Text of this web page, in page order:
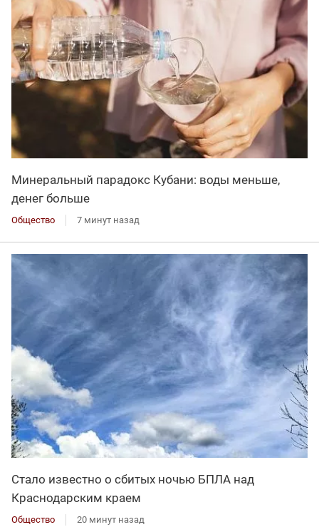
Минеральный парадокс Кубани: воды меньше,
денег больше
Общество 7 минут назад
Стало известно о сбитых ночью БПЛА над
Краснодарским краем
Общество 20 минут назад